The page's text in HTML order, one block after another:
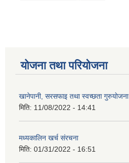
योजना तथा परियोजना
खानेपानी, सरसफाइ तथा स्वच्छता गुरुयोजना
मिति: 11/08/2022 - 14:41
मध्यकालिन खर्च संरचना
मिति: 01/31/2022 - 16:51